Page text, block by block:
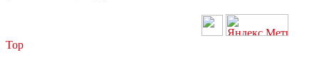
Top